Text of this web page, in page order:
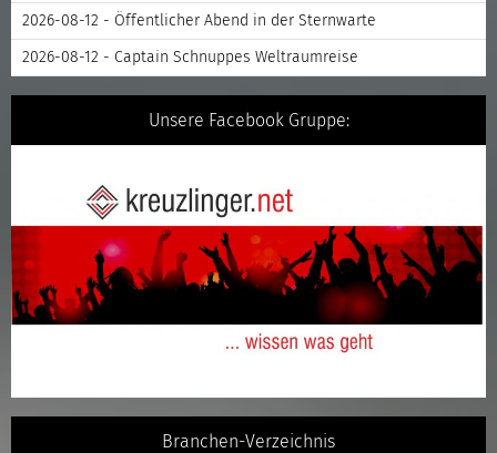
2026-08-12 - Öffentlicher Abend in der Sternwarte
2026-08-12 - Captain Schnuppes Weltraumreise
Unsere Facebook Gruppe:
Branchen-Verzeichnis